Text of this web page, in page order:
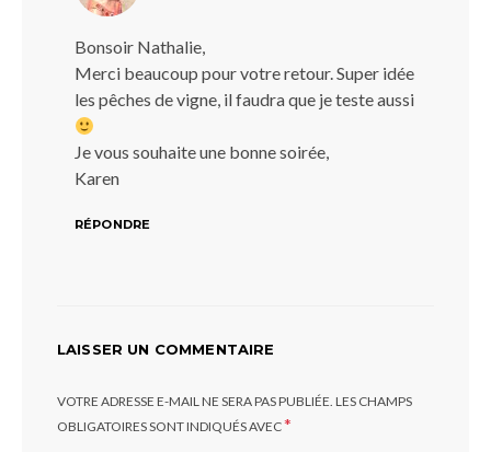
Bonsoir Nathalie,
Merci beaucoup pour votre retour. Super idée
les pêches de vigne, il faudra que je teste aussi
Je vous souhaite une bonne soirée,
Karen
RÉPONDRE
LAISSER UN COMMENTAIRE
VOTRE ADRESSE E-MAIL NE SERA PAS PUBLIÉE. LES CHAMPS
OBLIGATOIRES SONT INDIQUÉS AVEC*